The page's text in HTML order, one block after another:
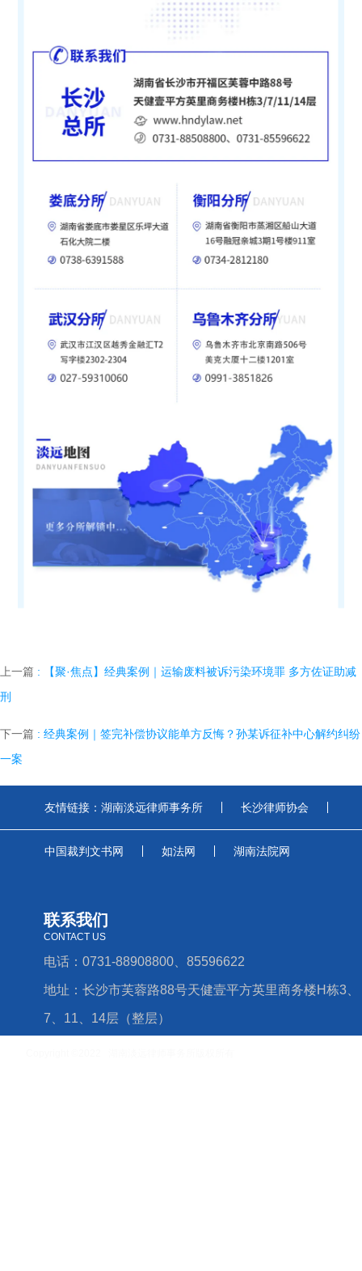
上一篇 : 【聚·焦点】经典案例｜运输废料被诉污染环境罪 多方佐证助减
刑
下一篇 : 经典案例｜签完补偿协议能单方反悔？孙某诉征补中心解约纠纷
一案
友情链接： 湖南淡远律师事务所 长沙律师协会
中国裁判文书网 如法网 湖南法院网
联系我们
CONTACT US
电话：0731-88908800、85596622
地址：长沙市芙蓉路88号天健壹平方英里商务楼H栋3、
7、11、14层（整层）